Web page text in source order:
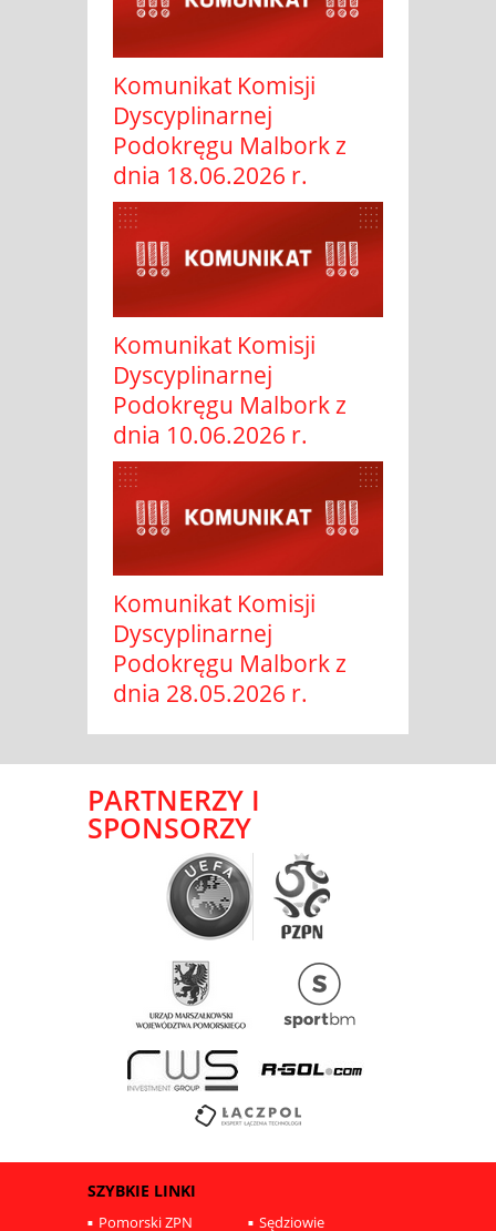
Komunikat Komisji
Dyscyplinarnej
Podokręgu Malbork z
dnia 18.06.2026 r.
Komunikat Komisji
Dyscyplinarnej
Podokręgu Malbork z
dnia 10.06.2026 r.
Komunikat Komisji
Dyscyplinarnej
Podokręgu Malbork z
dnia 28.05.2026 r.
PARTNERZY I
SPONSORZY
SZYBKIE LINKI
Pomorski ZPN Sędziowie